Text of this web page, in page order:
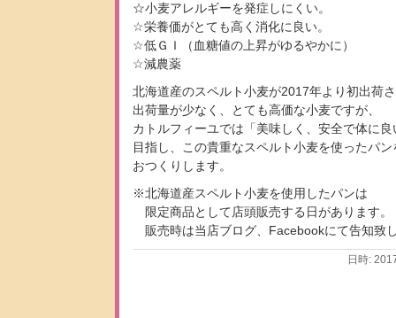
☆小麦アレルギーを発症しにくい。
☆栄養価がとても高く消化に良い。
☆低ＧＩ（血糖値の上昇がゆるやかに）
☆減農薬
北海道産のスペルト小麦が2017年より初出荷
出荷量が少なく、とても高価な小麦ですが、
カトルフィーユでは「美味しく、安全で体に
目指し、この貴重なスペルト小麦を使ったパン
おつくりします。
※北海道産スペルト小麦を使用したパンは
限定商品として店頭販売する日があります。
販売時は当店ブログ、Facebookにて告知致
日時: